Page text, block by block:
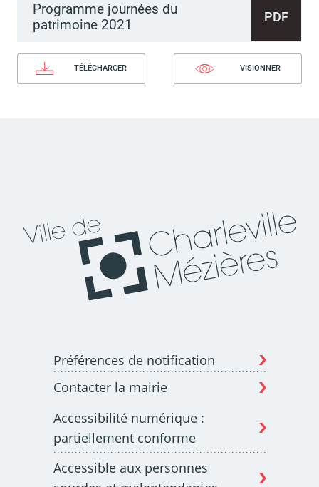
Mariage et PACS
Budget participatif
Archives municipales en
lignes
pour sourds et
malentendants
Guichet numérique des
Portail vie associative
Programme journées du
patrimoine 2021
PDF
TÉLÉCHARGER VISIONNER
Préférences de notification
Contacter la mairie
Accessibilité numérique :
partiellement conforme
Accessible aux personnes